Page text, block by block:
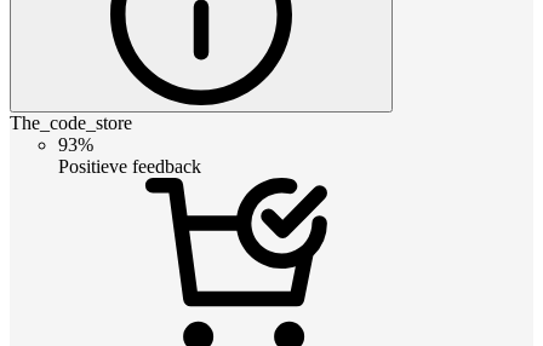
The_code_store
93%
Positieve feedback